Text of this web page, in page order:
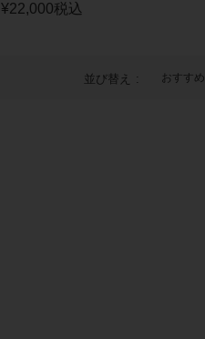
¥22,000税込
並び替え おすすめ